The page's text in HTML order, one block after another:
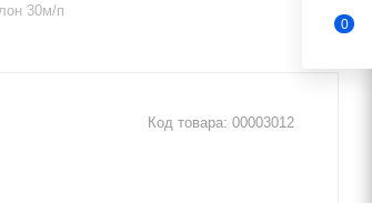
30м/п
Код товара: 00003012
0